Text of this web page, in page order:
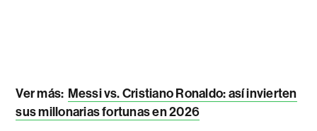
Ver más: Messi vs. Cristiano Ronaldo: así invierten
sus millonarias fortunas en 2026